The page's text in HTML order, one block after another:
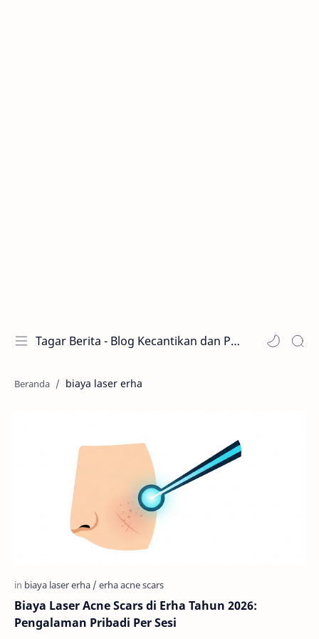
Tagar Berita - Blog Kecantikan dan Perawatan
biaya laser erha
Biaya Laser Acne Scars di Erha Tahun 2026:
Pengalaman Pribadi Per Sesi